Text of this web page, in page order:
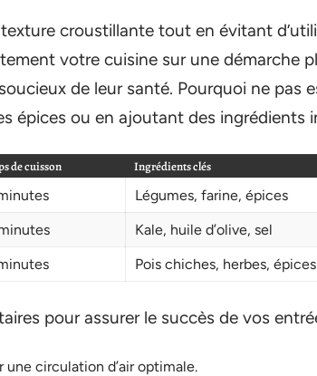
croustillante tout en évitant
votre cuisine sur une démarche
de leur santé. Pourquoi ne pas
épices ou en ajoutant des ingrédients
de cuisson Ingrédients clés
Légumes, farine, épices
Kale, huile d’olive, sel
Pois chiches, herbes, épices
pour assurer le succès de vos
une circulation d’air optimale.